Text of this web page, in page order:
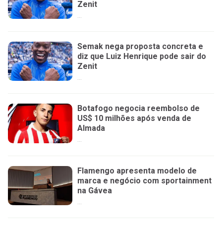
Zenit
...
Semak nega proposta concreta e
diz que Luiz Henrique pode sair do
Zenit
...
Botafogo negocia reembolso de
US$ 10 milhões após venda de
Almada
...
Flamengo apresenta modelo de
marca e negócio com sportainment
na Gávea